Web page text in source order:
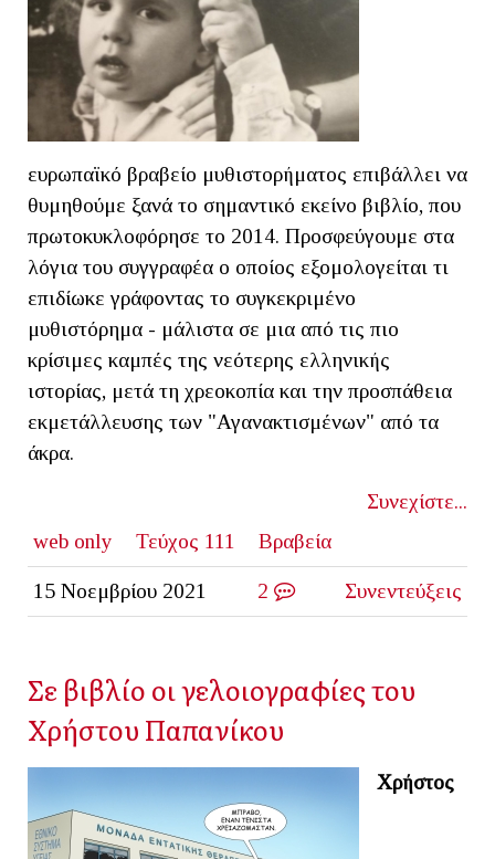
ευρωπαϊκό βραβείο μυθιστορήματος επιβάλλει να
θυμηθούμε ξανά το σημαντικό εκείνο βιβλίο, που
πρωτοκυκλοφόρησε το 2014. Προσφεύγουμε στα
λόγια του συγγραφέα ο οποίος εξομολογείται τι
επιδίωκε γράφοντας το συγκεκριμένο
μυθιστόρημα - μάλιστα σε μια από τις πιο
κρίσιμες καμπές της νεότερης ελληνικής
ιστορίας, μετά τη χρεοκοπία και την προσπάθεια
εκμετάλλευσης των "Αγανακτισμένων" από τα
άκρα.
Συνεχίστε...
web only
Τεύχος 111 Βραβεία
15 Νοεμβρίου 2021 2 Συνεντεύξεις
Σε βιβλίο οι γελοιογραφίες του
Χρήστου Παπανίκου
Χρήστος